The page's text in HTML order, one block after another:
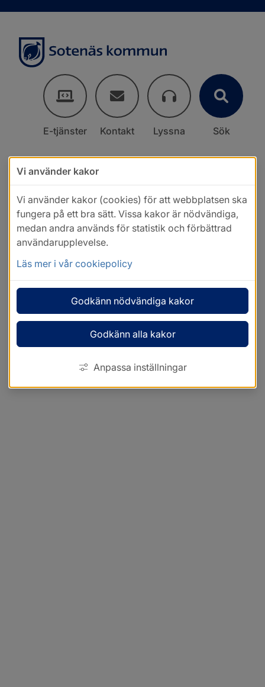
E-tjänster Kontakt Lyssna Sök
Vi använder kakor
Vi använder kakor (cookies) för att webbplatsen ska
fungera på ett bra sätt. Vissa kakor är nödvändiga,
medan andra används för statistik och förbättrad
användarupplevelse.
Läs mer i vår cookiepolicy
Godkänn nödvändiga kakor
Godkänn alla kakor
Anpassa inställningar